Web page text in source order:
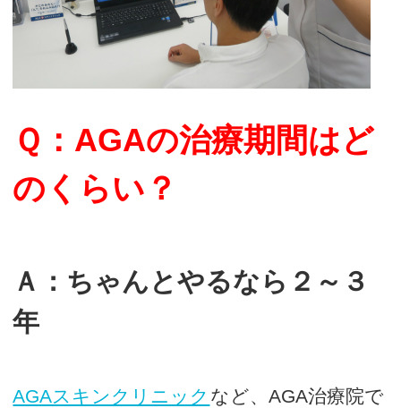
Ｑ：AGAの治療期間はど
のくらい？
Ａ：ちゃんとやるなら２～３
年
AGAスキンクリニック など、AGA治療院で